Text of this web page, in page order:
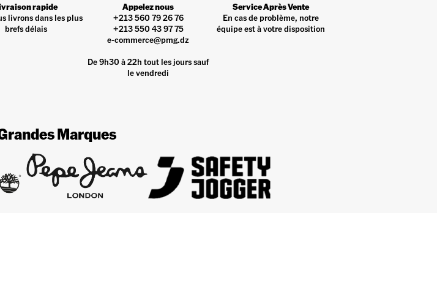
rapide
livrons dans les plus
brefs délais
Appelez nous
+213 560 79 26 76
+213 550 43 97 75
e-commerce@pmg.dz
De 9h30 à 22h tout les jours sauf
le vendredi
Service Après Vente
En cas de problème, notre
équipe est à votre disposition
Marques